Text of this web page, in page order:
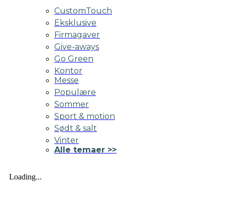
CustomTouch
Eksklusive
Firmagaver
Give-aways
Go Green
Kontor
Messe
Populære
Sommer
Sport & motion
Sødt & salt
Vinter
Alle temaer >>
Loading...